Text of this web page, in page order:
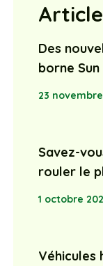
Des
borne
23 novembre
Savez-
rouler le
1 octobre
Véhicules